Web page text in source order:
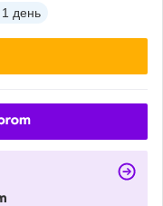
1 день